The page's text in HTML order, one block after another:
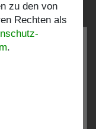
zu den von
Rechten als
.